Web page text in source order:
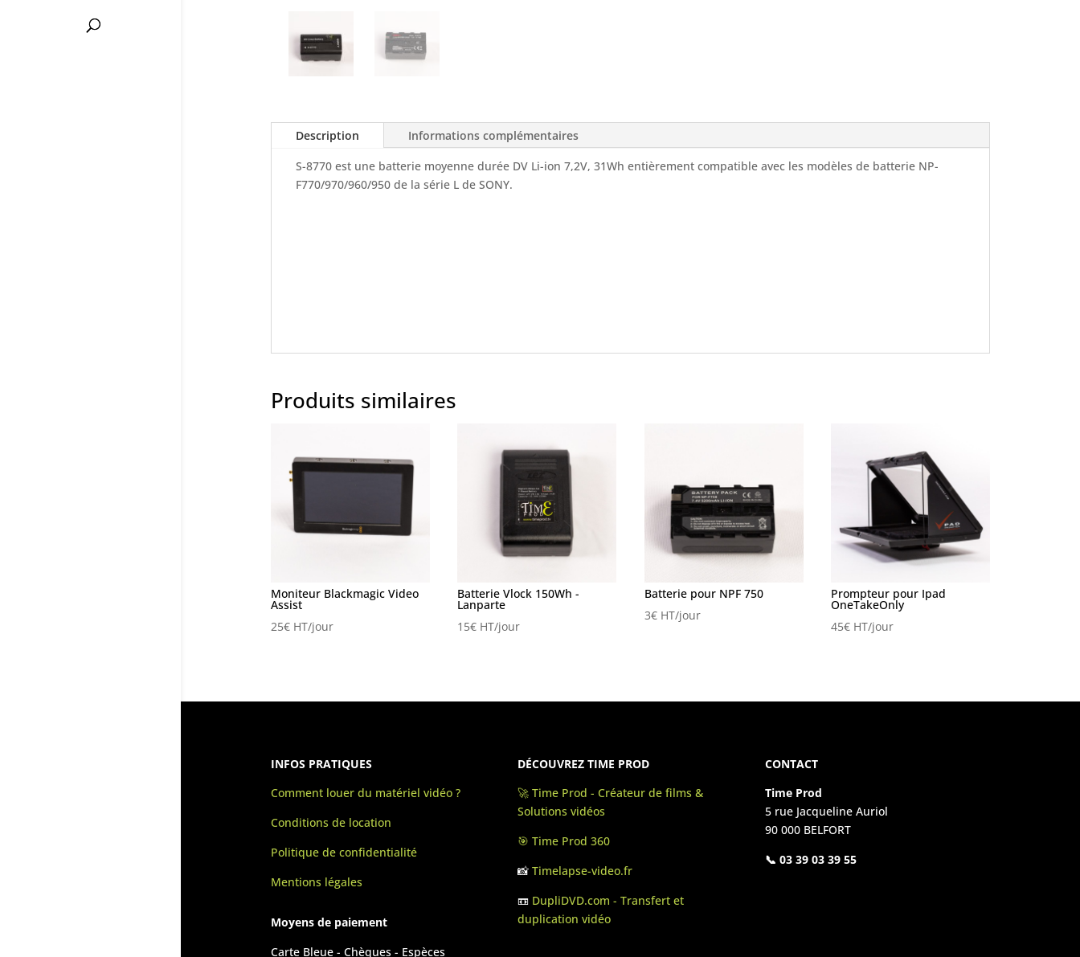
Description
Informations complémentaires
S-8770 est une batterie moyenne durée DV Li-ion 7,2V, 31Wh entièrement compatible avec les modèles de batterie NP-
F770/970/960/950 de la série L de SONY.
Produits similaires
Moniteur Blackmagic Video
Assist
25€HT/jour
Batterie Vlock 150Wh -
Lanparte
15€ HT/jour
Batterie pour NPF 750
3€HT/jour
Prompteur pour Ipad
OneTakeOnly
45€HT/jour
INFOS PRATIQUES
Comment louer du matériel vidéo ?
Conditions de location
Politique de confidentialité
Mentions légales
Moyens de paiement
Carte Bleue - Chèques - Espèces
DÉCOUVREZ TIME PROD
🚀 Time Prod - Créateur de films &
Solutions vidéos
🎯 Time Prod 360
📸Timelapse-video.fr
📼 DupliDVD.com - Transfert et
duplication vidéo
CONTACT
Time Prod
5 rue Jacqueline Auriol
90 000 BELFORT
📞 03 39 03 39 55